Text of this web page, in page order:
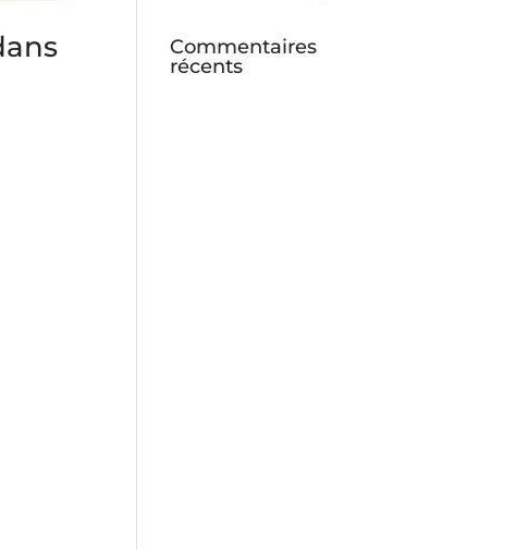
Commentaires
récents